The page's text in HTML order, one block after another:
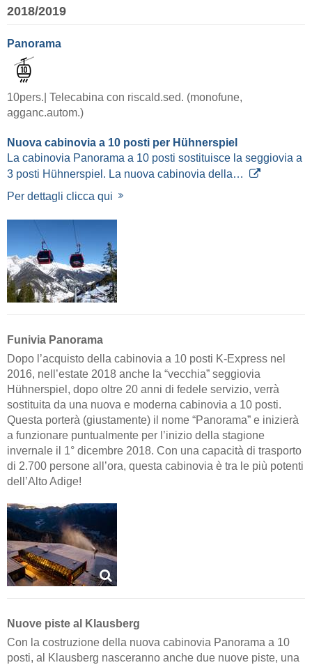
2018/2019
Panorama
10pers.| Telecabina con riscald.sed. (monofune,
agganc.autom.)
Nuova cabinovia a 10 posti per Hühnerspiel
La cabinovia Panorama a 10 posti sostituisce la seggiovia a
3 posti Hühnerspiel. La nuova cabinovia della…
Per dettagli clicca qui
Funivia Panorama
Dopo l’acquisto della cabinovia a 10 posti K-Express nel
2016, nell’estate 2018 anche la “vecchia” seggiovia
Hühnerspiel, dopo oltre 20 anni di fedele servizio, verrà
sostituita da una nuova e moderna cabinovia a 10 posti.
Questa porterà (giustamente) il nome “Panorama” e inizierà
a funzionare puntualmente per l’inizio della stagione
invernale il 1° dicembre 2018. Con una capacità di trasporto
di 2.700 persone all’ora, questa cabinovia è tra le più potenti
dell’Alto Adige!
Nuove piste al Klausberg
Con la costruzione della nuova cabinovia Panorama a 10
posti, al Klausberg nasceranno anche due nuove piste, una